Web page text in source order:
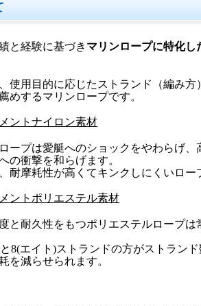
と経験に基づき マリンロープに特化し
使用目的に応じたストランド（編み方
めするマリンロープです。
ントナイロン素材
ープは愛艇へのショックをやわらげ、
の衝撃を和らげます。
耐摩耗性が高くてキンクしにくいロー
ントポリエステル素材
と耐久性をもつポリエステルロープは
8(エイト)ストランドの方がストラン
を減らせられます。